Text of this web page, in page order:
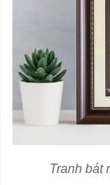
Tranh bát